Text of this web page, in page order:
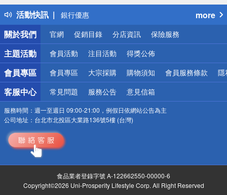
活動快訊
熱門話題
銀行優惠
偏遠地區配送
詐騙網頁！請小心！
more
關於我們
官網 促銷目錄 分店資訊 保險服務
主題活動 會員活動 注目活動 得獎公佈
會員專區 會員專區 大宗採購 購物須知 會員服務條款 隱
客服中心 常見問題 服務公告 意見信箱
服務時間： 週一至週日 09:00-21:00，例假日依網站公告為主
公司地址： 台北市北投區大業路136號5樓 (台灣)
食品業者登錄字號 A-122662550-00000-6
Copyright©2026 Uni-Prosperity Lifestyle Corp. All Right Reserved